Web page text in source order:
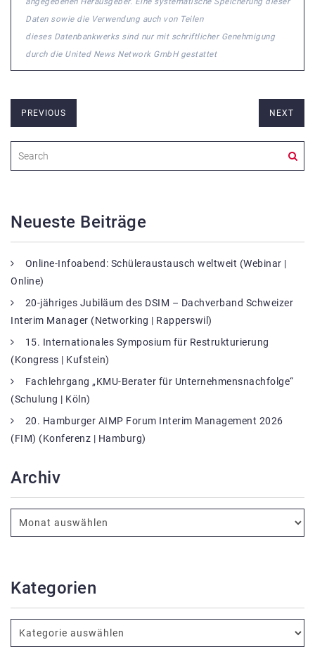
Daten sowie die Verwendung auch von Teilen
dieses Datenbankwerks sind nur mit schriftlicher Genehmigung
durch die United News Network GmbH gestattet
PREVIOUS NEXT
Neueste Beiträge
Online-Infoabend: Schüleraustausch weltweit (Webinar |
Online)
20-jähriges Jubiläum des DSIM – Dachverband Schweizer
Interim Manager (Networking | Rapperswil)
15. Internationales Symposium für Restrukturierung
(Kongress | Kufstein)
Fachlehrgang „KMU-Berater für Unternehmensnachfolge“
(Schulung | Köln)
20. Hamburger AIMP Forum Interim Management 2026
(FIM) (Konferenz | Hamburg)
Archiv
Kategorien